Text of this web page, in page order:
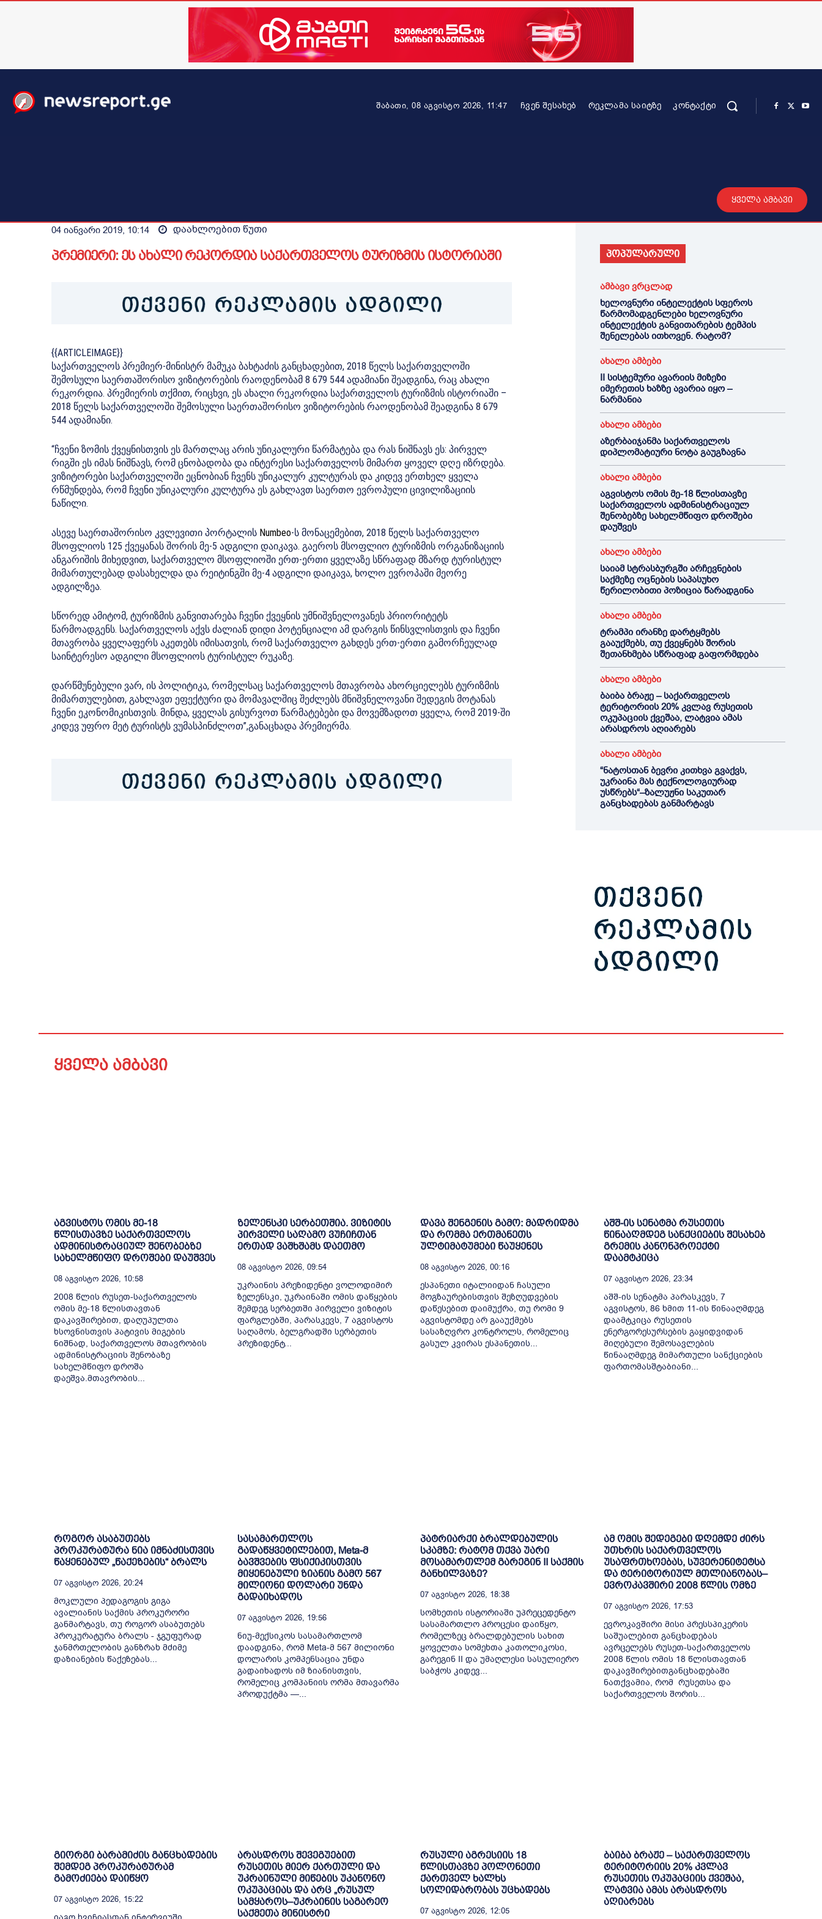
შაბათი, 08 აგვისტო 2026, 11:47 ᲩᲕᲔᲜ ᲨᲔᲡᲐᲮᲔᲑ ᲠᲔᲙᲚᲐᲛᲐ ᲡᲐᲘᲢᲖᲔ ᲙᲝᲜᲢᲐᲥᲢᲘ
ყველა ამბავი
04 იანვარი 2019, 10:14 დაახლოებით წუთი
პრემიერი: ეს ახალი რეკორდია საქართველოს ტურიზმის ისტორიაში
{{ARTICLEIMAGE}}
საქართველოს პრემიერ-მინისტრ მამუკა ბახტაძის განცხადებით, 2018 წელს საქართველოში
შემოსული საერთაშორისო ვიზიტორების რაოდენობამ 8 679 544 ადამიანი შეადგინა, რაც ახალი
რეკორდია. პრემიერის თქმით, რიცხვი, ეს ახალი რეკორდია საქართველოს ტურიზმის ისტორიაში –
2018 წელს საქართველოში შემოსული საერთაშორისო ვიზიტორების რაოდენობამ შეადგინა 8 679
544 ადამიანი.
“ჩვენი ზომის ქვეყნისთვის ეს მართლაც არის უნიკალური წარმატება და რას ნიშნავს ეს: პირველ
რიგში ეს იმას ნიშნავს, რომ ცნობადობა და ინტერესი საქართველოს მიმართ ყოველ დღე იზრდება.
ვიზიტორები საქართველოში ეცნობიან ჩვენს უნიკალურ კულტურას და კიდევ ერთხელ ყველა
რწმუნდება, რომ ჩვენი უნიკალური კულტურა ეს გახლავთ საერთო ევროპული ცივილიზაციის
ნაწილი.
ასევე საერთაშორისო კვლევითი პორტალის Numbeo-ს მონაცემებით, 2018 წელს საქართველო
მსოფლიოს 125 ქვეყანას შორის მე-5 ადგილი დაიკავა. გაეროს მსოფლიო ტურიზმის ორგანიზაციის
ანგარიშის მიხედვით, საქართველო მსოფლიოში ერთ-ერთი ყველაზე სწრაფად მზარდ ტურისტულ
მიმართულებად დასახელდა და რეიტინგში მე-4 ადგილი დაიკავა, ხოლო ევროპაში მეორე
ადგილზეა.
სწორედ ამიტომ, ტურიზმის განვითარება ჩვენი ქვეყნის უმნიშვნელოვანეს პრიორიტეტს
წარმოადგენს. საქართველოს აქვს ძალიან დიდი პოტენციალი ამ დარგის წინსვლისთვის და ჩვენი
მთავრობა ყველაფერს აკეთებს იმისათვის, რომ საქართველო გახდეს ერთ-ერთი გამორჩეულად
საინტერესო ადგილი მსოფლიოს ტურისტულ რუკაზე.
დარწმუნებული ვარ, ის პოლიტიკა, რომელსაც საქართველოს მთავრობა ახორციელებს ტურიზმის
მიმართულებით, გახლავთ ეფექტური და მომავალშიც შეძლებს მნიშვნელოვანი შედეგის მოტანას
ჩვენი ეკონომიკისთვის. მინდა, ყველას გისურვოთ წარმატებები და მოვემზადოთ ყველა, რომ 2019-ში
კიდევ უფრო მეტ ტურისტს ვუმასპინძლოთ”,განაცხადა პრემიერმა.
პოპულარული
ამბავი ვრცლად
ხელოვნური ინტელექტის სფეროს
წარმომადგენლები ხელოვნური
ინტელექტის განვითარების ტემპის
შენელებას ითხოვენ. რატომ?
ახალი ამბები
II სისტემური ავარიის მიზეზი
იმერეთის ხაზზე ავარია იყო –
ნარმანია
ახალი ამბები
აზერბაიჯანმა საქართველოს
დიპლომატიური ნოტა გაუგზავნა
ახალი ამბები
აგვისტოს ომის მე-18 წლისთავზე
საქართველოს ადმინისტრაციულ
შენობებზე სახელმწიფო დროშები
დაუშვეს
ახალი ამბები
საიამ სტრასბურგში არჩევნების
საქმეზე ოცნების საპასუხო
წერილობითი პოზიცია წარადგინა
ახალი ამბები
ტრამპი ირანზე დარტყმებს
გააუქმებს, თუ ქვეყნებს შორის
შეთანხმება სწრაფად გაფორმდება
ახალი ამბები
ბაიბა ბრაჟე – საქართველოს
ტერიტორიის 20% კვლავ რუსეთის
ოკუპაციის ქვეშაა, ლატვია ამას
არასდროს აღიარებს
ახალი ამბები
“ნატოსთან ბევრი კითხვა გვაქვს,
უკრაინა მას ტექნოლოგიურად
უსწრებს“–ზალუჟნი საკუთარ
განცხადებას განმარტავს
ყველა ამბავი
აგვისტოს ომის მე-18
წლისთავზე საქართველოს
ადმინისტრაციულ შენობებზე
სახელმწიფო დროშები დაუშვეს
08 Აგვისტო 2026, 10:58
2008 წლის რუსეთ-საქართველოს
ომის მე-18 წლისთავთან
დაკავშირებით, დაღუპულთა
ხსოვნისთვის პატივის მიგების
ნიშნად, საქართველოს მთავრობის
ადმინისტრაციის შენობაზე
სახელმწიფო დროშა
დაეშვა.მთავრობის...
ზელენსკი სერბეთშია. ვიზიტის
პირველი საღამო ვუჩიჩთან
ერთად ვაშხშამს დაეთმო
08 Აგვისტო 2026, 09:54
უკრაინის პრეზიდენტი ვოლოდიმირ
ზელენსკი, უკრაინაში ომის დაწყების
შემდეგ სერბეთში პირველი ვიზიტის
ფარგლებში, პარასკევს, 7 აგვისტოს
საღამოს, ბელგრადში სერბეთის
პრეზიდენტ...
დავა შენგენის გამო: მადრიდმა
და რომმა ერთმანეთს
ულტიმატუმები წაუყენეს
08 Აგვისტო 2026, 00:16
ესპანეთი იტალიიდან ჩასული
მოგზაურებისთვის შეზღუდვების
დაწესებით დაიმუქრა, თუ რომი 9
აგვისტომდე არ გააუქმებს
სასაზღვრო კონტროლს, რომელიც
გასულ კვირას ესპანეთის...
აშშ-ის სენატმა რუსეთის
წინააღმდეგ სანქციების შესახებ
გრემის კანონპროექტი
დაამტკიცა
07 Აგვისტო 2026, 23:34
აშშ-ის სენატმა პარასკევს, 7
აგვისტოს, 86 ხმით 11-ის წინააღმდეგ
დაამტკიცა რუსეთის
ენერგორესურსების გაყიდვიდან
მიღებული შემოსავლების
წინააღმდეგ მიმართული სანქციების
ფართომასშტაბიანი...
როგორ ასაბუთებს
პროკურატურა ნია იმნაძისთვის
წაყენებულ „წაქეზების“ ბრალს
07 Აგვისტო 2026, 20:24
მოკლული პედაგოგის გიგა
ავალიანის საქმის პროკურორი
განმარტავს, თუ როგორ ასაბუთებს
პროკურატურა ბრალს - ჯგუფურად
ჯანმრთელობის განზრახ მძიმე
დაზიანების წაქეზებას...
სასამართლოს
გადაწყვეტილებით, Meta-მ
ბავშვების ფსიქიკისთვის
მიყენებული ზიანის გამო 567
მილიონი დოლარი უნდა
გადაიხადოს
07 Აგვისტო 2026, 19:56
ნიუ-მექსიკოს სასამართლომ
დაადგინა, რომ Meta-მ 567 მილიონი
დოლარის კომპენსაცია უნდა
გადაიხადოს იმ ზიანისთვის,
რომელიც კომპანიის ორმა მთავარმა
პროდუქტმა —...
პატრიარქი ბრალდებულის
სკამზე: რატომ თქვა უარი
მოსამართლემ გარეგინ II საქმის
განხილვაზე?
07 Აგვისტო 2026, 18:38
სომხეთის ისტორიაში უპრეცედენტო
სასამართლო პროცესი დაიწყო,
რომელზეც ბრალდებულის სახით
ყოველთა სომეხთა კათოლიკოსი,
გარეგინ II და უმაღლესი სასულიერო
საბჭოს კიდევ...
ამ ომის შედეგები დღემდე ძირს
უთხრის საქართველოს
უსაფრთხოებას, სუვერენიტეტსა
და ტერიტორიულ მთლიანობას–
ევროკავშირი 2008 წლის ომზე
07 Აგვისტო 2026, 17:53
ევროკავშირი მისი პრესსპიკერის
საშუალებით განცხადებას
ავრცელებს რუსეთ-საქართველოს
2008 წლის ომის 18 წლისთავთან
დაკავშირებითგანცხადებაში
ნათქვამია, რომ რუსეთსა და
საქართველოს შორის...
გიორგი ბარამიძის განცხადების
შემდეგ პროკურატურამ
გამოძიება დაიწყო
07 Აგვისტო 2026, 15:22
არასდროს შევეგუებით
რუსეთის მიერ ქართული და
უკრაინული მიწების უკანონო
ოკუპაციას და არც „რუსულ
სამყაროს–უკრაინის საგარეო
საქმეთა მინისტრი
რუსული აგრესიის 18
წლისთავზე პოლონეთი
ქართველ ხალხს
სოლიდარობას უცხადებს
07 Აგვისტო 2026, 12:05
ბაიბა ბრაჟე – საქართველოს
ტერიტორიის 20% კვლავ
რუსეთის ოკუპაციის ქვეშაა,
ლატვია ამას არასდროს
აღიარებს